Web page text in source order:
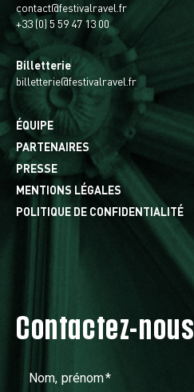
contact@festivalravel.fr
+33 (0) 5 59 47 13 00
Billetterie
billetterie@festivalravel.fr
ÉQUIPE
PARTENAIRES
PRESSE
MENTIONS LÉGALES
POLITIQUE DE CONFIDENTIALITÉ
Contactez-nous
Nom, prénom